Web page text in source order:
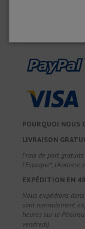
POURQUOI NOUS
LIVRAISON
Frais de port
l'Espagne*, l'Andorre
EXPÉDITION EN
Nous expédions
sont normalement
heures sur la
vendredi).